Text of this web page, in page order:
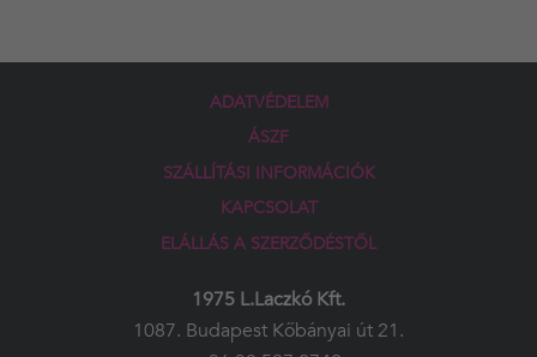
ADATVÉDELEM
ÁSZF
SZÁLLÍTÁSI INFORMÁCIÓK
KAPCSOLAT
ELÁLLÁS A SZERZŐDÉSTŐL
1975 L.Laczkó Kft.
1087. Budapest Kőbányai út 21.